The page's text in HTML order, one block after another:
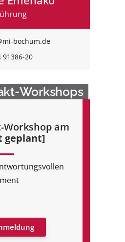
bochum.de
91386-20
Workshops
Workshop am
geplant]